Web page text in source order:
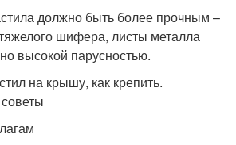
должно быть более прочным –
шифера, листы металла
высокой парусностью.